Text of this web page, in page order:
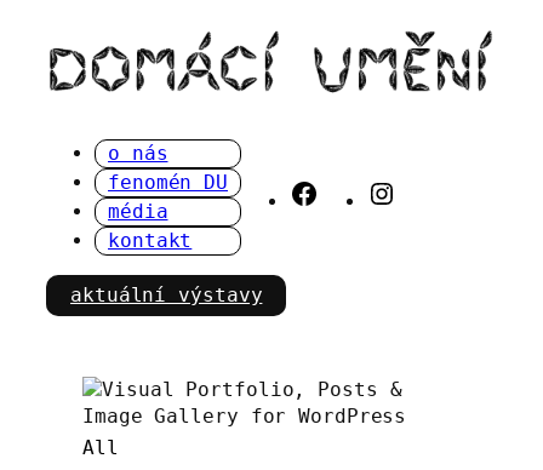
obsah
o nás
fenomén DU
média
kontakt
Facebook
aktuální výstavy
All